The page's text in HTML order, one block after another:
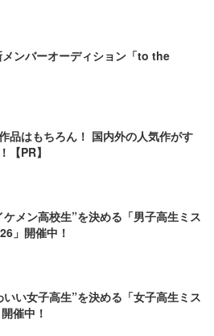
ンバーオーディション「to the
品はもちろん！ 国内外の人気作がす
【PR】
ケメン高校生”を決める「男子高生ミス
」開催中！
いい女子高生”を決める「女子高生ミス
催中！